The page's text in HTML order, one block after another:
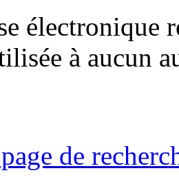
électronique
à aucun
de